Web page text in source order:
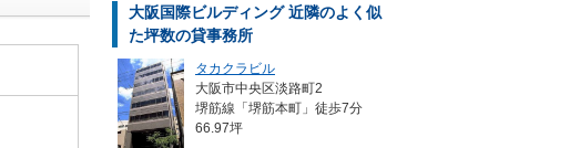
大阪国際ビルディング 近隣のよく似
た坪数の貸事務所
タカクラビル
大阪市中央区淡路町2
堺筋線「堺筋本町」徒歩7分
66.97坪